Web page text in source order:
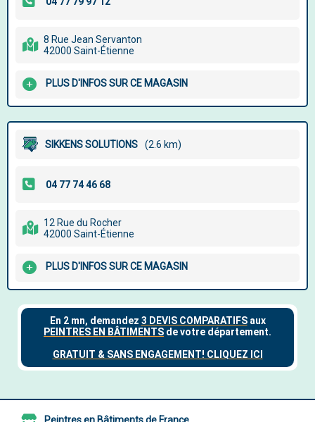
8 Rue Jean Servanton
42000 Saint-Étienne
PLUS D'INFOS SUR CE MAGASIN
SIKKENS SOLUTIONS (2.6 km)
12 Rue du Rocher
42000 Saint-Étienne
PLUS D'INFOS SUR CE MAGASIN